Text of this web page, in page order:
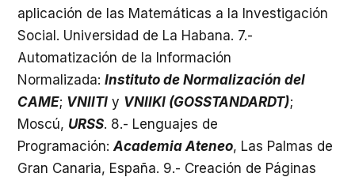
aplicación de las Matemáticas a la Investigación
Social. Universidad de La Habana. 7.-
Automatización de la Información
Normalizada: Instituto de Normalización del
CAME; VNIITI y VNIIKI (GOSSTANDARDT);
Moscú, URSS. 8.- Lenguajes de
Programación: Academia Ateneo, Las Palmas de
Gran Canaria, España. 9.- Creación de Páginas